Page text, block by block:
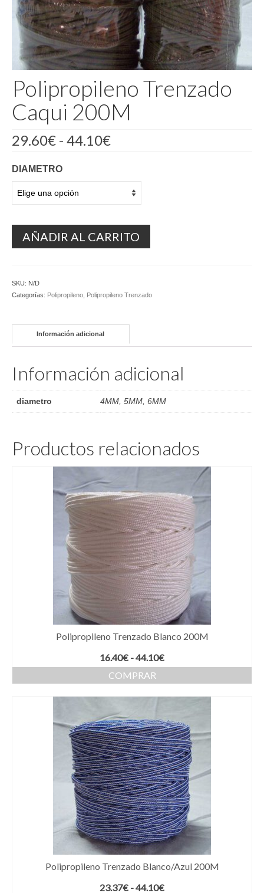
Polipropileno Trenzado
Caqui 200M
29.60€ - 44.10€Rango
29.60€
hasta
44.10€
DIAMETRO
AÑADIR AL CARRITO
SKU: N/D
Categorías: Polipropileno Polipropileno Trenzado
Información adicional
Información adicional
diametro 4MM, 5MM, 6MM
Productos relacionados
Polipropileno Trenzado Blanco 200M
16.40€ -44.10€Rango
de
44.10€
COMPRAR
múltiples
variantes.
Las
opciones
se
pueden
elegir
en
la
página
de
producto
Polipropileno Trenzado Blanco/Azul 200M
23.37€ -44.10€Rango